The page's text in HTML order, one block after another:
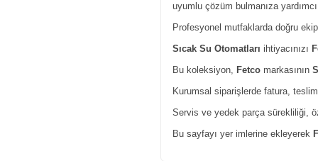
uyumlu çözüm bulmanıza
Profesyonel mutfaklarda doğru
Sıcak Su Otomatları ihtiyacınızı
Bu koleksiyon, Fetco markasının
Kurumsal siparişlerde fatura,
Servis ve yedek parça sürekliliği,
Bu sayfayı yer imlerine ekleyerek